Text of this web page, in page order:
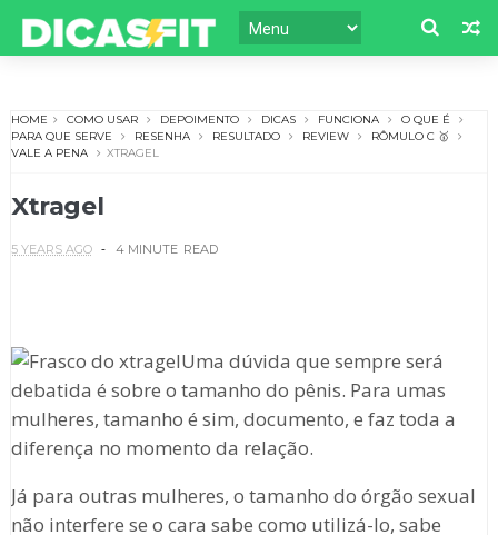
HOME COMO USAR DEPOIMENTO DICAS FUNCIONA
O QUE É
PARA QUE SERVE
RESENHA RESULTADO REVIEW
RÔMULO C 🥇
VALE A PENA
XTRAGEL
Xtragel
5 YEARS AGO 4 MINUTE READ
Uma dúvida que sempre será
debatida é sobre o tamanho do pênis. Para umas
mulheres, tamanho é sim, documento, e faz toda a
diferença no momento da relação.
Já para outras mulheres, o tamanho do órgão sexual
não interfere se o cara sabe como utilizá-lo, sabe